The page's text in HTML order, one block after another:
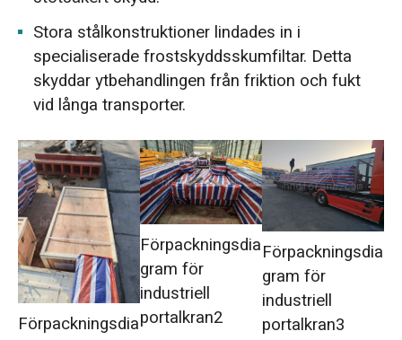
Stora stålkonstruktioner lindades in i
specialiserade frostskyddsskumfiltar. Detta
skyddar ytbehandlingen från friktion och fukt
vid långa transporter.
Förpackningsdia
Förpackningsdia
gram för
industriell
portalkran2
Förpackningsdia
gram för
industriell
portalkran3